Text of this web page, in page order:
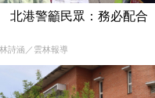
北港警籲民眾：務必配合
詩涵／雲林報導